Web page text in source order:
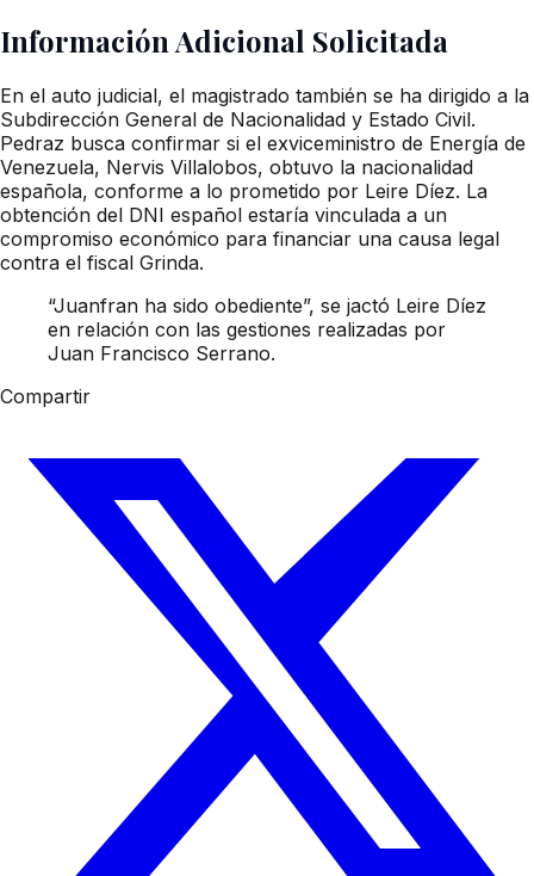
Información Adicional Solicitada
En el auto judicial, el magistrado también se ha dirigido a la
Subdirección General de Nacionalidad y Estado Civil.
Pedraz busca confirmar si el exviceministro de Energía de
Venezuela, Nervis Villalobos, obtuvo la nacionalidad
española, conforme a lo prometido por Leire Díez. La
obtención del DNI español estaría vinculada a un
compromiso económico para financiar una causa legal
contra el fiscal Grinda.
“Juanfran ha sido obediente”, se jactó Leire Díez
en relación con las gestiones realizadas por
Juan Francisco Serrano.
Compartir